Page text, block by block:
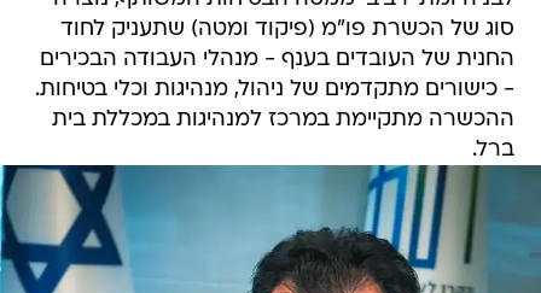
סוג של הכשרת פו"מ (פיקוד ומטה) שתעניק לחוד
החנית של העובדים בענף - מנהלי העבודה הבכירים
- כישורים מתקדמים של ניהול, מנהיגות וכלי בטיחות.
ההכשרה מתקיימת במרכז למנהיגות במכללת בית
ברל.